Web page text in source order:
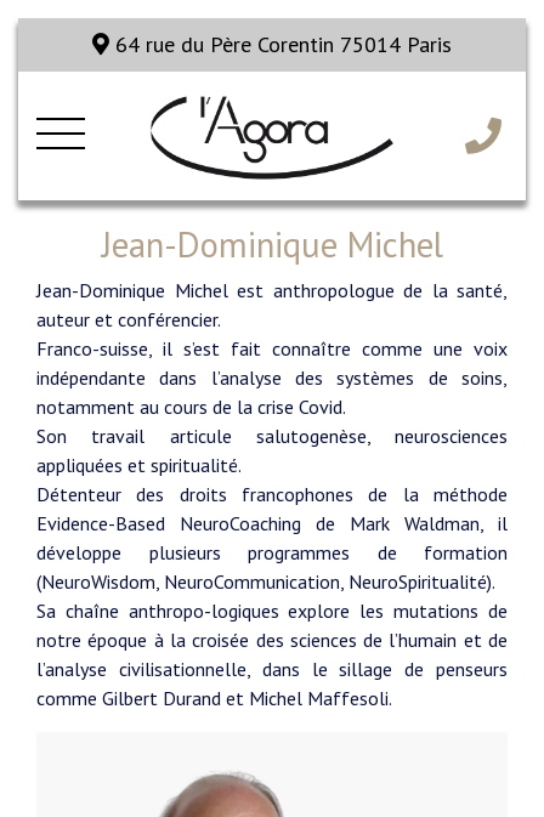
64 rue du Père Corentin 75014 Paris
Jean-Dominique Michel
Jean-Dominique Michel est anthropologue de la santé,
auteur et conférencier.
Franco-suisse, il s’est fait connaître comme une voix
indépendante dans l’analyse des systèmes de soins,
notamment au cours de la crise Covid.
Son travail articule salutogenèse, neurosciences
appliquées et spiritualité.
Détenteur des droits francophones de la méthode
Evidence-Based NeuroCoaching de Mark Waldman, il
développe plusieurs programmes de formation
(NeuroWisdom, NeuroCommunication, NeuroSpiritualité).
Sa chaîne anthropo-logiques explore les mutations de
notre époque à la croisée des sciences de l’humain et de
l’analyse civilisationnelle, dans le sillage de penseurs
comme Gilbert Durand et Michel Maffesoli.